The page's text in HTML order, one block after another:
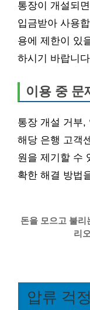
통장이 개설되
입금받아 사용
용에 제한이 있
하시기 바랍니
이용 중 문
통장 개설 거부,
해당 은행 고객
원을 제기할 수
확한 해결 방법
돈을 모으고 불
리
압류 걱